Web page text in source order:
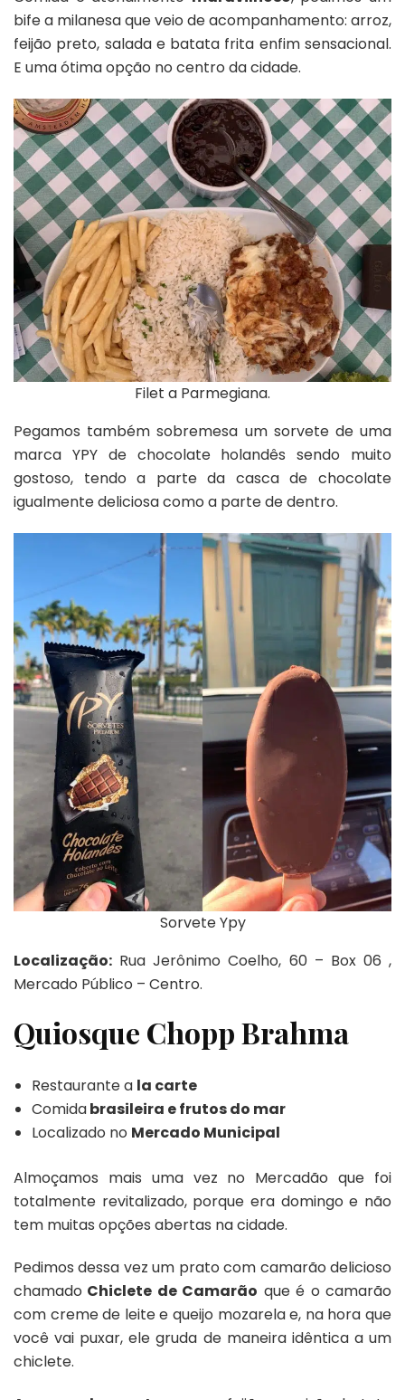
bife a milanesa que veio de acompanhamento: arroz,
feijão preto, salada e batata frita enfim sensacional.
E uma ótima opção no centro da cidade.
Filet a Parmegiana.
Pegamos também sobremesa um sorvete de uma
marca YPY de chocolate holandês sendo muito
gostoso, tendo a parte da casca de chocolate
igualmente deliciosa como a parte de dentro.
Sorvete Ypy
Localização: Rua Jerônimo Coelho, 60 – Box 06 ,
Mercado Público – Centro.
Quiosque Chopp Brahma
Restaurante a la carte
Comidabrasileira e frutos do mar
Localizado no Mercado Municipal
Almoçamos mais uma vez no Mercadão que foi
totalmente revitalizado, porque era domingo e não
tem muitas opções abertas na cidade.
Pedimos dessa vez um prato com camarão delicioso
chamado Chiclete de Camarão que é o camarão
com creme de leite e queijo mozarela e, na hora que
você vai puxar, ele gruda de maneira idêntica a um
chiclete.